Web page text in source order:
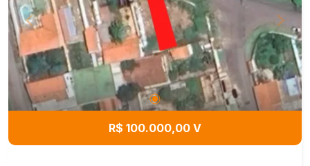
R$ 100.000,00 V